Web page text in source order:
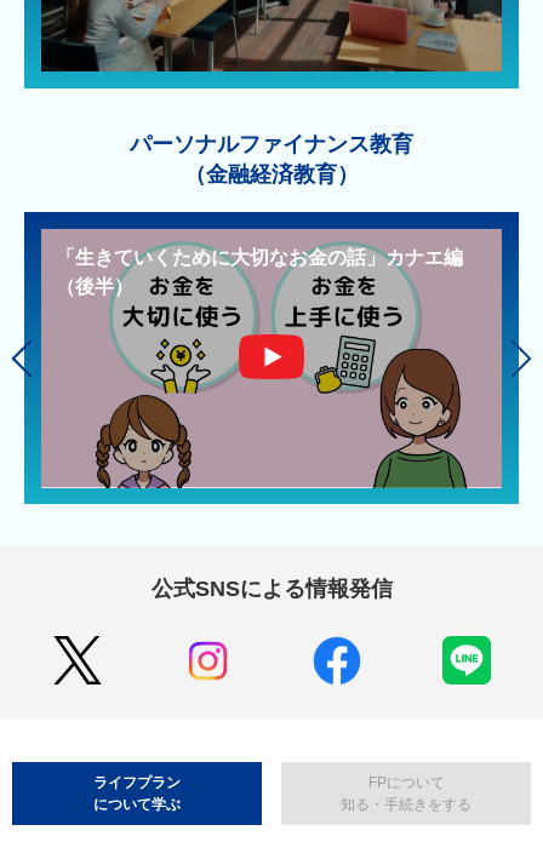
パーソナルファイナンス教育
（金融経済教育）
「生きていくために大切なお金の話」カナエ編
（後半）
公式SNSによる情報発信
ライフプラン
について学ぶ
FPについて
知る・手続きをする